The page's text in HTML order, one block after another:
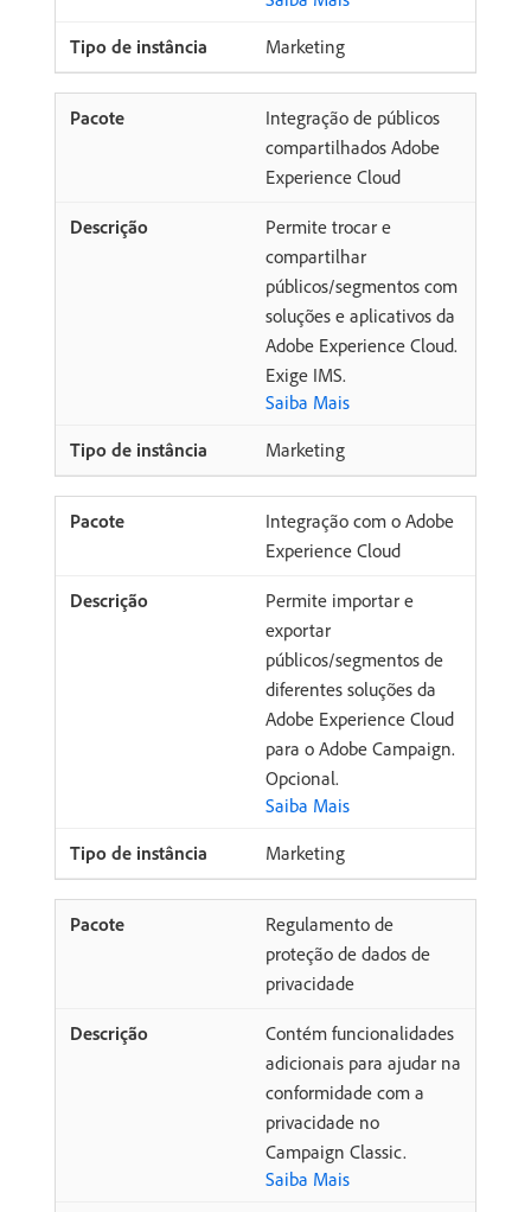
Marketing
Integração de públicos
compartilhados Adobe
Experience Cloud
Permite trocar e
compartilhar
públicos/segmentos com
soluções e aplicativos da
Adobe Experience Cloud.
Exige IMS.
Saiba Mais
Marketing
Integração com o Adobe
Experience Cloud
Permite importar e
exportar
públicos/segmentos de
diferentes soluções da
Adobe Experience Cloud
para o Adobe Campaign.
Opcional.
Saiba Mais
Marketing
Regulamento de
proteção de dados de
privacidade
Contém funcionalidades
adicionais para ajudar na
conformidade com a
privacidade no
Campaign Classic.
Saiba Mais